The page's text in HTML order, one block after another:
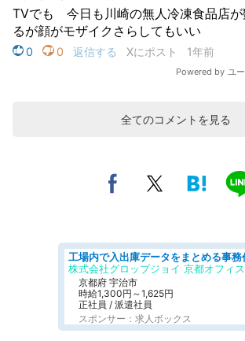
全てのコメントを見る
株式会社グロップジョイ 京都オフィス
京都府 宇治市
時給1,300円～1,625円
正社員 / 派遣社員
スポンサー：求人ボックス